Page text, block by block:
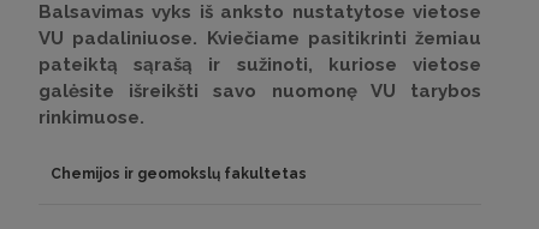
Balsavimas vyks iš anksto nustatytose vietose
VU padaliniuose. Kviečiame pasitikrinti žemiau
pateiktą sąrašą ir sužinoti, kuriose vietose
galėsite išreikšti savo nuomonę VU tarybos
rinkimuose.
Chemijos ir geomokslų fakultetas